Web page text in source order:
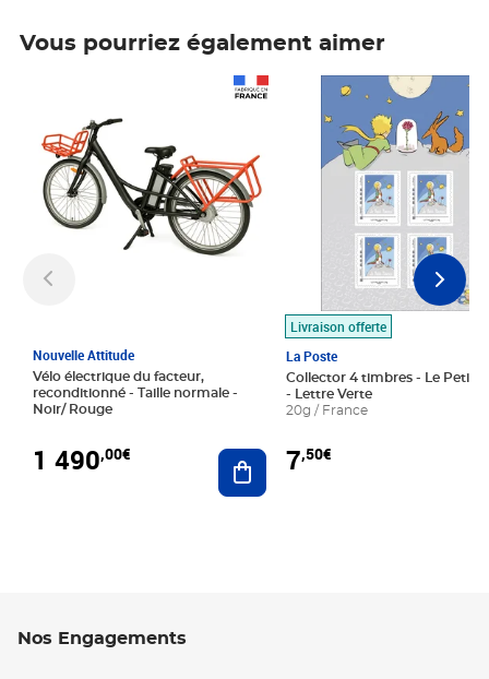
Vous pourriez également aimer
Nouvelle Attitude
Vélo électrique du facteur,
reconditionné - Taille normale -
Noir/ Rouge
1 490,00€ Ajouter au panier
Livraison offerte
La Poste
Collector 4 timbres - Le Petit
- Lettre Verte
20g / France
7,50€
Prix 7,50€
Nos Engagements